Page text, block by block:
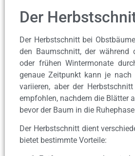
Der
Der Herbstschnitt bei
den Baumschnitt, der während
oder frühen Wintermonate
genaue Zeitpunkt kann je nach
variieren, aber der
empfohlen, nachdem die Blätter
bevor der Baum in die
Der Herbstschnitt dient
bietet bestimmte Vorteile: